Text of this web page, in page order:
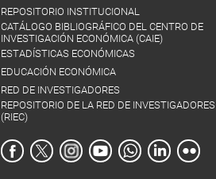
REPOSITORIO INSTITUCIONAL
CATÁLOGO BIBLIOGRÁFICO DEL CENTRO DE
INVESTIGACIÓN ECONÓMICA (CAIE)
ESTADÍSTICAS ECONÓMICAS
EDUCACIÓN ECONÓMICA
RED DE INVESTIGADORES
REPOSITORIO DE LA RED DE INVESTIGADORES
(RIEC)